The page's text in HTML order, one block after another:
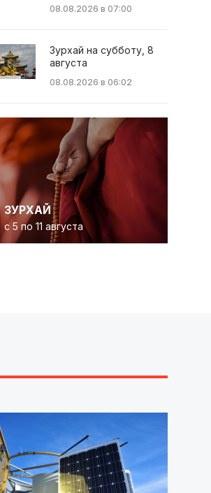
08.08.2026 в 07:00
Зурхай на субботу, 8
августа
08.08.2026 в 06:02
ЗУРХАЙ
с 5 по 11 августа